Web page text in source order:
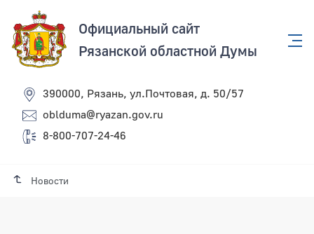
Официальный сайт
Рязанской областной Думы
390000, Рязань, ул.Почтовая, д. 50/57
oblduma@ryazan.gov.ru
8-800-707-24-46
Новости